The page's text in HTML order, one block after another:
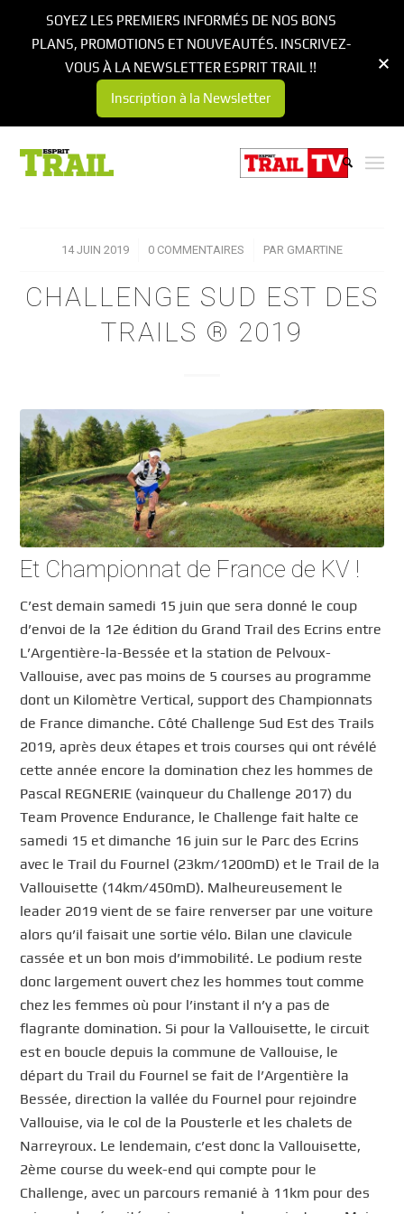
14 JUIN 2019
/ 0 COMMENTAIRES
/ PAR GMARTINE
CHALLENGE SUD EST DES
TRAILS ® 2019
Et Championnat de France de KV !
C’est demain samedi 15 juin que sera donné le coup
d’envoi de la 12e édition du Grand Trail des Ecrins entre
L’Argentière-la-Bessée et la station de Pelvoux-
Vallouise, avec pas moins de 5 courses au programme
dont un Kilomètre Vertical, support des Championnats
de France dimanche. Côté Challenge Sud Est des Trails
2019, après deux étapes et trois courses qui ont révélé
cette année encore la domination chez les hommes de
Pascal REGNERIE (vainqueur du Challenge 2017) du
Team Provence Endurance, le Challenge fait halte ce
samedi 15 et dimanche 16 juin sur le Parc des Ecrins
avec le Trail du Fournel (23km/1200mD) et le Trail de la
Vallouisette (14km/450mD). Malheureusement le
leader 2019 vient de se faire renverser par une voiture
alors qu’il faisait une sortie vélo. Bilan une clavicule
cassée et un bon mois d’immobilité. Le podium reste
donc largement ouvert chez les hommes tout comme
chez les femmes où pour l’instant il n’y a pas de
flagrante domination. Si pour la Vallouisette, le circuit
est en boucle depuis la commune de Vallouise, le
départ du Trail du Fournel se fait de l’Argentière la
Bessée, direction la vallée du Fournel pour rejoindre
Vallouise, via le col de la Pousterle et les chalets de
Narreyroux. Le lendemain, c’est donc la Vallouisette,
2ème course du week-end qui compte pour le
Challenge, avec un parcours remanié à 11km pour des
SOYEZ LES PREMIERS INFORMÉS DE NOS BONS
PLANS, PROMOTIONS ET NOUVEAUTÉS. INSCRIVEZ-
VOUS À LA NEWSLETTER ESPRIT TRAIL !!
Inscription à la Newsletter